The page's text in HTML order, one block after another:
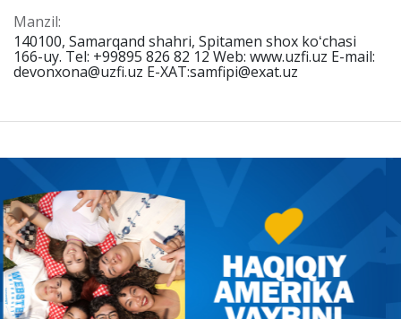
Manzil:
140100, Samarqand shahri, Spitamen shox koʻchasi
166-uy. Tel: +99895 826 82 12 Web: www.uzfi.uz E-mail:
devonxona@uzfi.uz E-XAT:samfipi@exat.uz